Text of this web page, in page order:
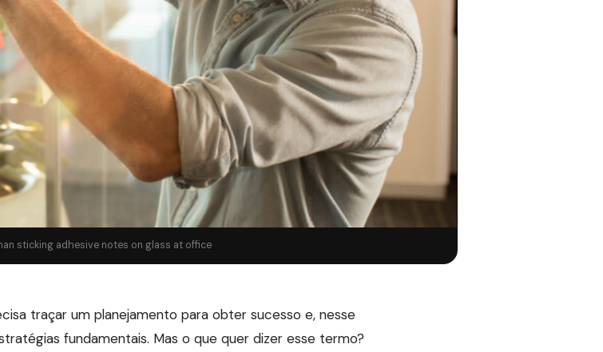
sticking adhesive notes on glass at office
traçar um planejamento para obter sucesso e, nesse
fundamentais. Mas o que quer dizer esse termo?